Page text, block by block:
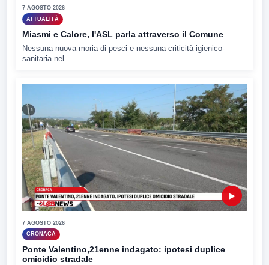
7 AGOSTO 2026
ATTUALITÀ
Miasmi e Calore, l'ASL parla attraverso il Comune
Nessuna nuova moria di pesci e nessuna criticità igienico-
sanitaria nel...
▶
7 AGOSTO 2026
CRONACA
Ponte Valentino,21enne indagato: ipotesi duplice
omicidio stradale